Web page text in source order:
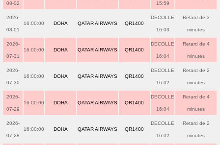
08-02 15:59
2026-
08-01
16:00:00 DOHA QATAR AIRWAYS QR1400
DECOLLE
16:03
Retard de 3
minutes
2026-
07-31
16:00:00 DOHA QATAR AIRWAYS QR1400
DECOLLE
16:04
Retard de 4
minutes
2026-
07-30
16:00:00 DOHA QATAR AIRWAYS QR1400
DECOLLE
16:02
Retard de 2
minutes
2026-
07-29
16:00:00 DOHA QATAR AIRWAYS QR1400
DECOLLE
16:04
Retard de 4
minutes
2026-
07-28
16:00:00 DOHA QATAR AIRWAYS QR1400
DECOLLE
16:02
Retard de 2
minutes